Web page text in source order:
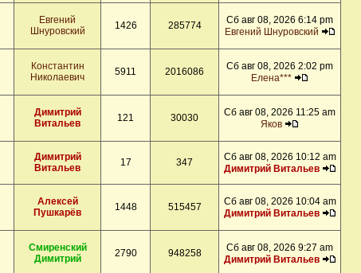
Евгений
Шнуровский
1426 285774
Сб авг 08, 2026 6:14 pm
Евгений Шнуровский
Константин
Николаевич
5911 2016086
Сб авг 08, 2026 2:02 pm
Елена***
Димитрий
Витальев
121 30030
Сб авг 08, 2026 11:25 am
Яков
Димитрий
Витальев
17 347
Сб авг 08, 2026 10:12 am
Димитрий Витальев
Алексей
Пушкарёв
1448 515457
Сб авг 08, 2026 10:04 am
Димитрий Витальев
Смиренский
Димитрий
2790 948258
Сб авг 08, 2026 9:27 am
Димитрий Витальев